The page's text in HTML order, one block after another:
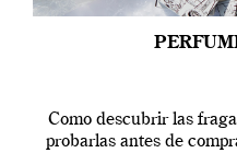
Como descubrir las
probarlas antes de